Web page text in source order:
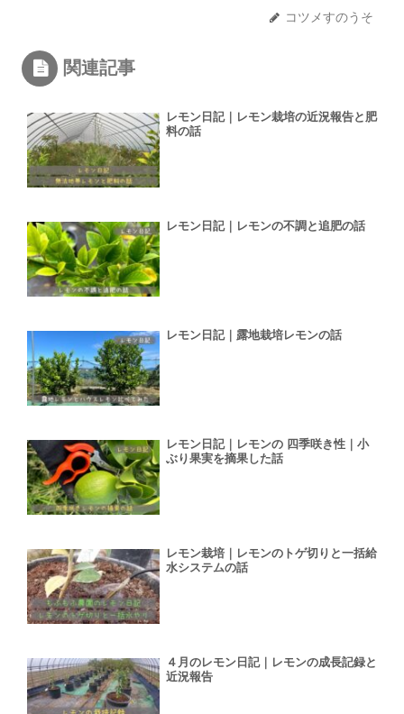
コツメすのうそ
関連記事
レモン日記｜レモン栽培の近況報告と肥
料の話
レモン日記｜レモンの不調と追肥の話
レモン日記｜露地栽培レモンの話
レモン日記｜レモンの 四季咲き性｜小
ぶり果実を摘果した話
レモン栽培｜レモンのトゲ切りと一括給
水システムの話
４月のレモン日記｜レモンの成長記録と
近況報告